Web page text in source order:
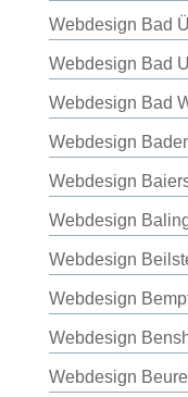
Webdesign Bad
Webdesign Bad
Webdesign Bad
Webdesign
Webdesign
Webdesign
Webdesign
Webdesign
Webdesign
Webdesign